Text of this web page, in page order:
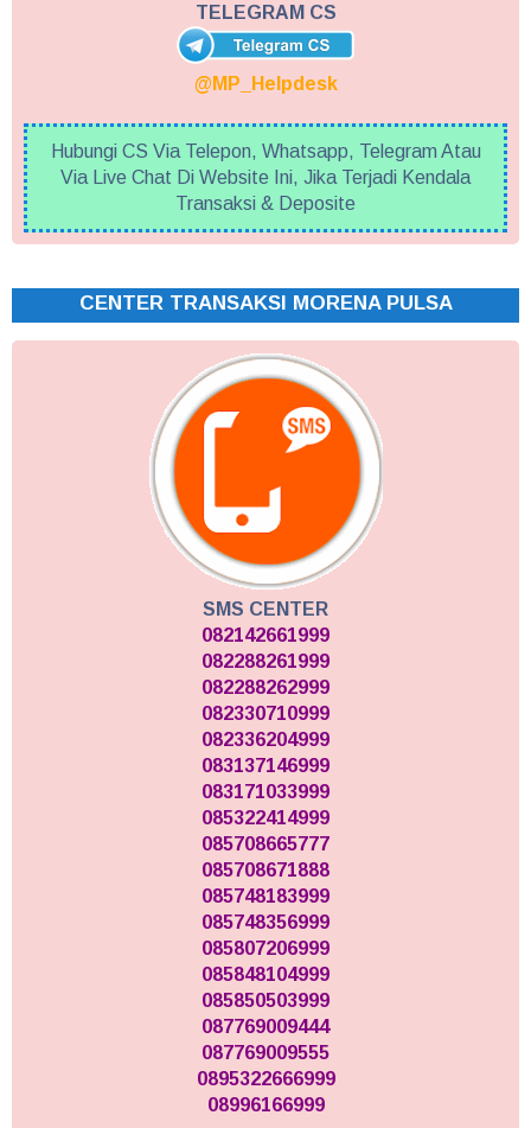
TELEGRAM CS
@MP_Helpdesk
Hubungi CS Via Telepon, Whatsapp, Telegram Atau
Via Live Chat Di Website Ini, Jika Terjadi Kendala
Transaksi & Deposite
CENTER TRANSAKSI MORENA PULSA
SMS CENTER
082142661999
082288261999
082288262999
082330710999
082336204999
083137146999
083171033999
085322414999
085708665777
085708671888
085748183999
085748356999
085807206999
085848104999
085850503999
087769009444
087769009555
0895322666999
08996166999